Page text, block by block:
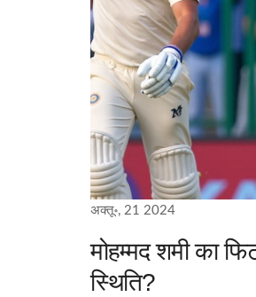
अक्तू॰, 21 2024
मोहम्मद शमी का
स्थिति?